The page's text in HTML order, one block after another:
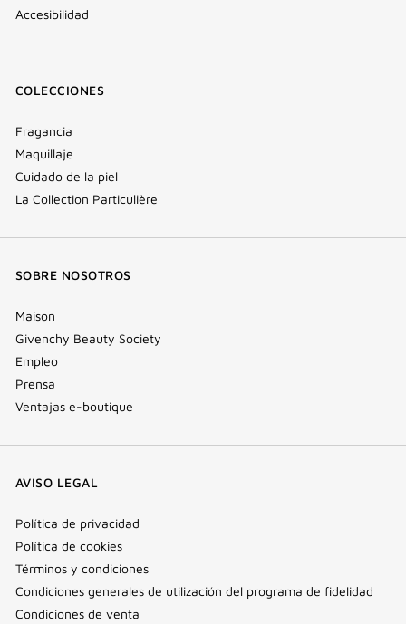
Accesibilidad
COLECCIONES
Fragancia
Maquillaje
Cuidado de la piel
La Collection Particulière
SOBRE NOSOTROS
Maison
Givenchy Beauty Society
Empleo
Prensa
Ventajas e-boutique
AVISO LEGAL
Política de privacidad
Política de cookies
Términos y condiciones
Condiciones generales de utilización del programa de fidelidad
Condiciones de venta